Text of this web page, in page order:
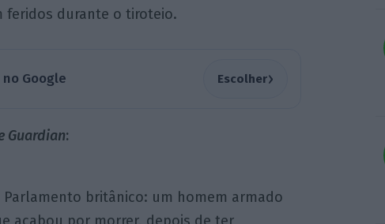
feridos durante o tiroteio.
Google Escolher›
Guardian:
britânico: um homem armado